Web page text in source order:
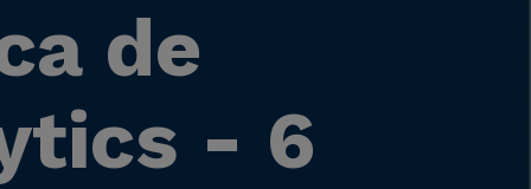
de
- 6